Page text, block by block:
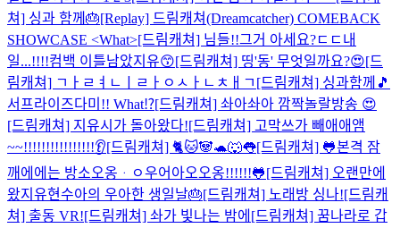
쳐] 싱과 함께🎂[Replay] 드림캐쳐(Dreamcatcher) COMEBACK
SHOWCASE <What>[드림캐쳐] 님들!!그거 아세요?ㄷㄷ내
일...!!!!컴백 이틀남았지유😙[드림캐쳐] 띵'동' 무엇일까요?😍[드
림캐쳐] ㄱㅏㄹㅕㄴㅣㄹㅏㅇㅅㅏㄴㅊㅐㄱ [드림캐쳐] 싱과함께🎵
서프라이즈다미!! What⁉[드림캐쳐] 솨아솨아 깜짝놀랄방송 😍
[드림캐쳐] 지유시가 돌아왔다![드림캐쳐] 고막쓰가 빼애애앰
~~!!!!!!!!!!!!!!!!👂[드림캐쳐] 🐈🐱🐼🐢🐺👅[드림캐쳐] 🐸본격 잠
깨에에는 방소오옹ᆞㅇ우어아오오옹!!!!!!🐸[드림캐쳐] 오랜만에
왔지유현수아의 우아한 생일날🎂[드림캐쳐] 노래방 싱나![드림캐
쳐] 출동 VR![드림캐쳐] 솨가 빛나는 밤에 [드림캐쳐] 꿈나라로 갑